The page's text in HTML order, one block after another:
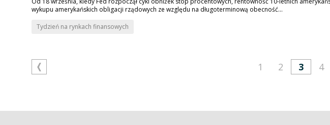
wykupu amerykańskich obligacji rządowych ze względu na długoterminową obecność...
Tydzień na rynkach finansowych
1 2 3 4